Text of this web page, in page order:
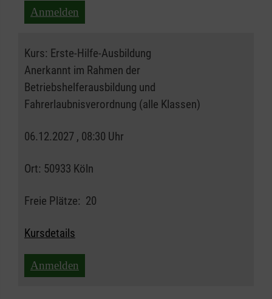
Anmelden
Kurs: Erste-Hilfe-Ausbildung
Anerkannt im Rahmen der
Betriebshelferausbildung und
Fahrerlaubnisverordnung (alle Klassen)
06.12.2027 , 08:30 Uhr
Ort: 50933 Köln
Freie Plätze: 20
Kursdetails
Anmelden